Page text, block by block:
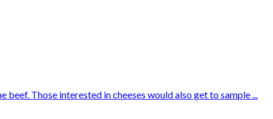
Those interested in cheeses would also get to sample ...